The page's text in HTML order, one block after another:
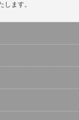
ます。